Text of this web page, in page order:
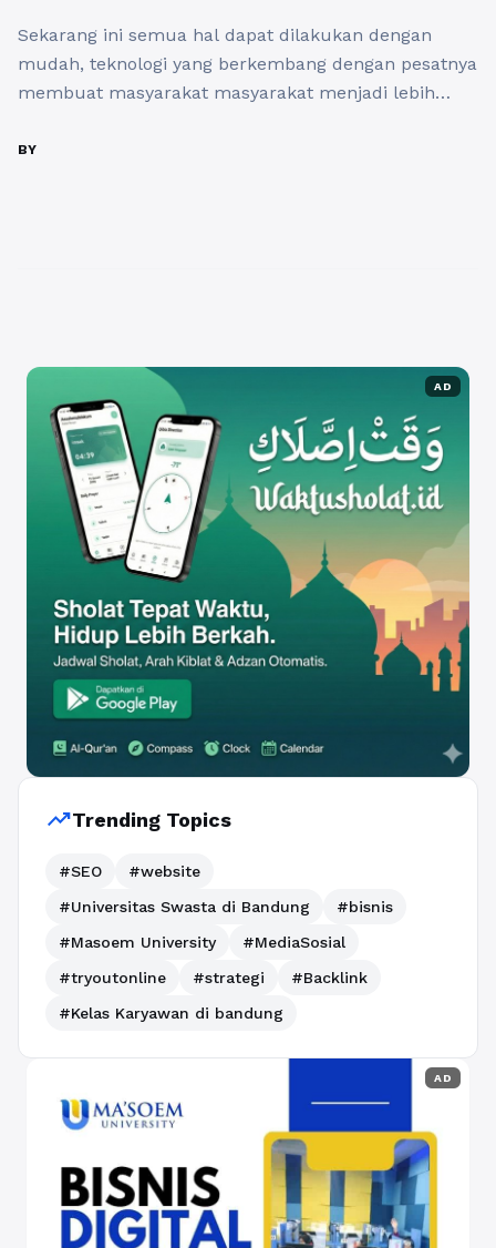
Sekarang ini semua hal dapat dilakukan dengan
mudah, teknologi yang berkembang dengan pesatnya
membuat masyarakat masyarakat menjadi lebih
terus majunya perkembangan teknologi, semakin
BY
AD
trending_upTrending Topics
#SEO
#website
#Universitas Swasta di Bandung
#bisnis
#Masoem University
#MediaSosial
#tryoutonline
#strategi
#Backlink
#Kelas Karyawan di bandung
AD